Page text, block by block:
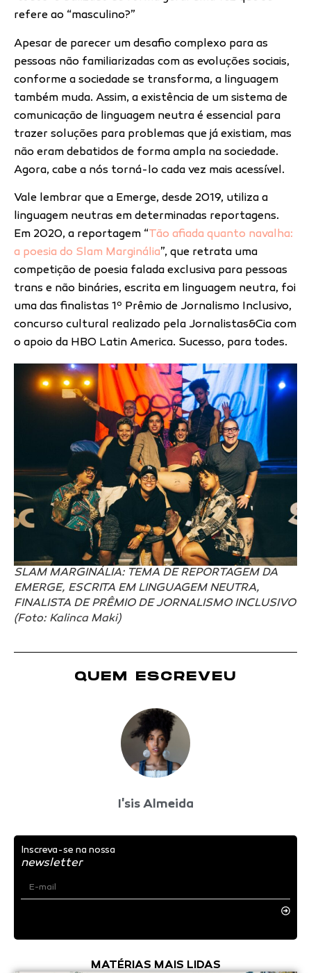
refere ao “masculino?”
Apesar de parecer um desafio complexo para as
pessoas não familiarizadas com as evoluções sociais,
conforme a sociedade se transforma, a linguagem
também muda. Assim, a existência de um sistema de
comunicação de linguagem neutra é essencial para
trazer soluções para problemas que já existiam, mas
não eram debatidos de forma ampla na sociedade.
Agora, cabe a nós torná-lo cada vez mais acessível.
Vale lembrar que a Emerge, desde 2019, utiliza a
linguagem neutras em determinadas reportagens.
Em 2020, a reportagem “Tão afiada quanto navalha:
a poesia do Slam Marginália”, que retrata uma
competição de poesia falada exclusiva para pessoas
trans e não bináries, escrita em linguagem neutra, foi
uma das finalistas 1º Prêmio de Jornalismo Inclusivo,
concurso cultural realizado pela Jornalistas&Cia com
o apoio da HBO Latin America. Sucesso, para todes.
SLAM MARGINÁLIA: TEMA DE REPORTAGEM DA
EMERGE, ESCRITA EM LINGUAGEM NEUTRA,
FINALISTA DE PRÊMIO DE JORNALISMO INCLUSIVO
(Foto: Kalinca Maki)
QUEM ESCREVEU
I'sis Almeida
Inscreva-se na nossa
newsletter
MATÉRIAS MAIS LIDAS